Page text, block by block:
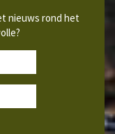
nieuws rond het